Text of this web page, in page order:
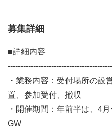
募集詳細
■詳細内容
・業務内容：受付場所の設
置、参加受付、撤収
・開催期間：年前半は、4
GW